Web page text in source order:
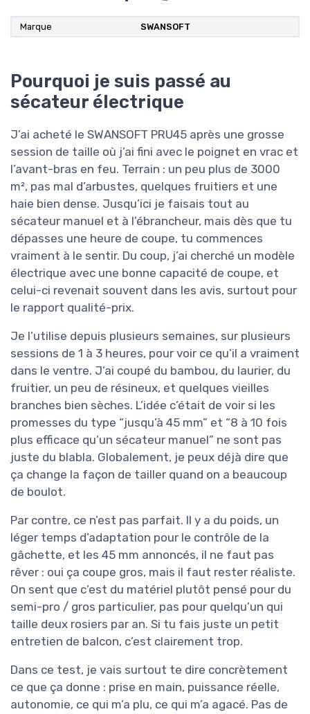
Marque SWANSOFT
Pourquoi je suis passé au
sécateur électrique
J’ai acheté le SWANSOFT PRU45 après une grosse
session de taille où j’ai fini avec le poignet en vrac et
l’avant-bras en feu. Terrain : un peu plus de 3000
m², pas mal d’arbustes, quelques fruitiers et une
haie bien dense. Jusqu’ici je faisais tout au
sécateur manuel et à l’ébrancheur, mais dès que tu
dépasses une heure de coupe, tu commences
vraiment à le sentir. Du coup, j’ai cherché un modèle
électrique avec une bonne capacité de coupe, et
celui-ci revenait souvent dans les avis, surtout pour
le rapport qualité-prix.
Je l’utilise depuis plusieurs semaines, sur plusieurs
sessions de 1 à 3 heures, pour voir ce qu’il a vraiment
dans le ventre. J’ai coupé du bambou, du laurier, du
fruitier, un peu de résineux, et quelques vieilles
branches bien sèches. L’idée c’était de voir si les
promesses du type “jusqu’à 45 mm” et “8 à 10 fois
plus efficace qu’un sécateur manuel” ne sont pas
juste du blabla. Globalement, je peux déjà dire que
ça change la façon de tailler quand on a beaucoup
de boulot.
Par contre, ce n’est pas parfait. Il y a du poids, un
léger temps d’adaptation pour le contrôle de la
gâchette, et les 45 mm annoncés, il ne faut pas
rêver : oui ça coupe gros, mais il faut rester réaliste.
On sent que c’est du matériel plutôt pensé pour du
semi-pro / gros particulier, pas pour quelqu’un qui
taille deux rosiers par an. Si tu fais juste un petit
entretien de balcon, c’est clairement trop.
Dans ce test, je vais surtout te dire concrètement
ce que ça donne : prise en main, puissance réelle,
autonomie, ce qui m’a plu, ce qui m’a agacé. Pas de